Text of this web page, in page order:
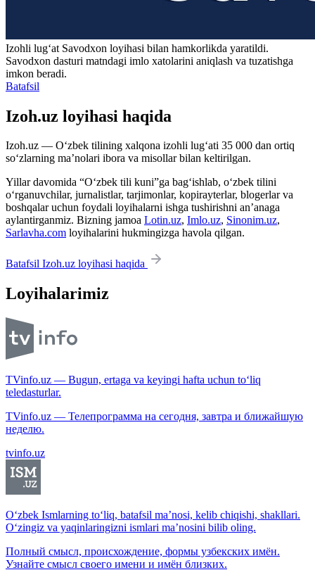
Izohli lugʻat Savodxon loyihasi bilan hamkorlikda yaratildi.
Savodxon dasturi matndagi imlo xatolarini aniqlash va tuzatishga
imkon beradi.
Batafsil
Izoh.uz loyihasi haqida
Izoh.uz — O‘zbek tilining xalqona izohli lug‘ati 35 000 dan ortiq
so‘zlarning ma’nolari ibora va misollar bilan keltirilgan.
Yillar davomida “O‘zbek tili kuni”ga bag‘ishlab, o‘zbek tilini
o‘rganuvchilar, jurnalistlar, tarjimonlar, kopirayterlar, blogerlar va
boshqalar uchun foydali loyihalarni ishga tushirishni an’anaga
aylantirganmiz. Bizning jamoa Lotin.uz, Imlo.uz, Sinonim.uz,
Sarlavha.com loyihalarini hukmingizga havola qilgan.
Batafsil Izoh.uz loyihasi haqida
Loyihalarimiz
TVinfo.uz — Bugun, ertaga va keyingi hafta uchun to‘liq
teledasturlar.
TVinfo.uz — Телепрограмма на сегодня, завтра и ближайшую
неделю.
tvinfo.uz
O‘zbek Ismlarning to‘liq, batafsil ma’nosi, kelib chiqishi, shakllari.
O‘zingiz va yaqinlaringizni ismlari ma’nosini bilib oling.
Полный смысл, происхождение, формы узбекских имён.
Узнайте смысл своего имени и имён близких.